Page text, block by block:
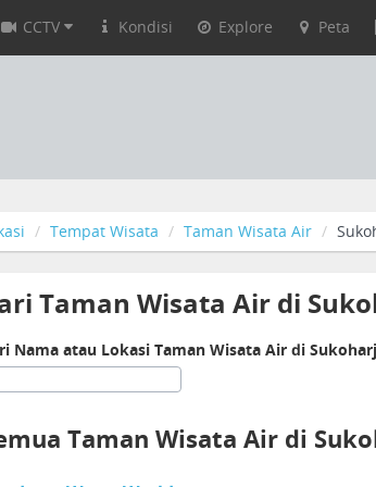
CCTV Kondisi Explore Peta
Tempat Wisata Taman Wisata Air
Taman Wisata Air di
Nama atau Lokasi Taman Wisata Air di
Taman Wisata Air di